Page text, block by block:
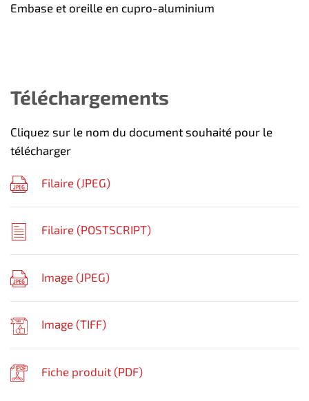
Embase et oreille en cupro-aluminium
Téléchargements
Cliquez sur le nom du document souhaité pour le
télécharger
Filaire (JPEG)
Filaire (POSTSCRIPT)
Image (JPEG)
Image (TIFF)
Fiche produit (PDF)